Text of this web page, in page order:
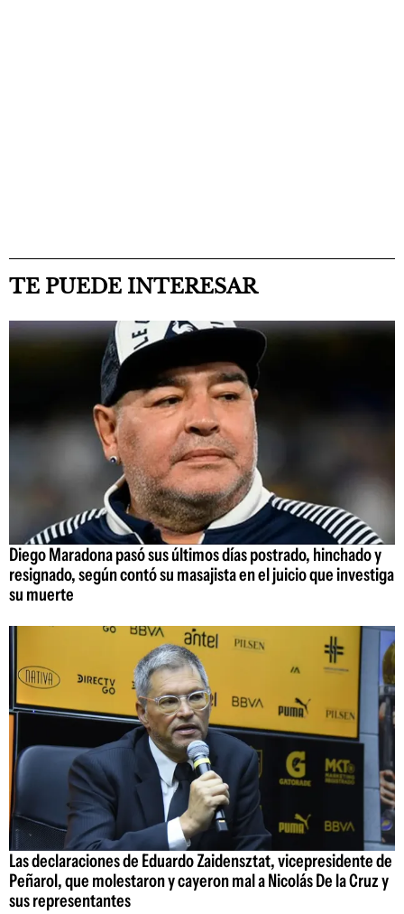
TE PUEDE INTERESAR
Diego Maradona pasó sus últimos días postrado, hinchado y
resignado, según contó su masajista en el juicio que investiga
su muerte
Las declaraciones de Eduardo Zaidensztat, vicepresidente de
Peñarol, que molestaron y cayeron mal a Nicolás De la Cruz y
sus representantes